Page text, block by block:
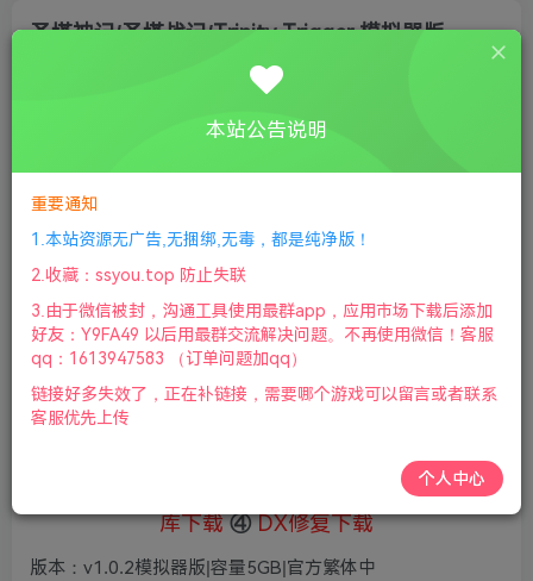
圣塔神记/圣塔战记/Trinity Trigger 模拟器版
圣塔神记/圣塔战记/Trinity Trigger 模拟器版
此内容为付费资源，请付费后查看
鲜花 5
赞助会员 免费
付费资源
③ 游戏运行
库下载 ④ DX修复下载
版本：v1.0.2模拟器版|容量5GB|官方繁体中
本站公告说明
重要通知
1.本站资源无广告,无捆绑,无毒，都是纯净版！
2.收藏：ssyou.top 防止失联
3.由于微信被封，沟通工具使用最群app，应用市场下载后添加
好友：Y9FA49 以后用最群交流解决问题。不再使用微信！客服
qq：1613947583 （订单问题加qq）
链接好多失效了，正在补链接，需要哪个游戏可以留言或者联系
客服优先上传
个人中心